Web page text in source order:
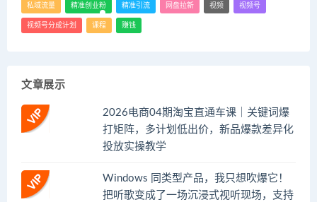
私域流量 精准创业粉 精准引流 网盘拉新 视频 视频号
视频号分成计划 课程 赚钱
文章展示
2026电商04期淘宝直通车课｜关键词爆
打矩阵，多计划低出价，新品爆款差异化
投放实操教学
Windows 同类型产品，我只想吹爆它！
把听歌变成了一场沉浸式视听现场，支持